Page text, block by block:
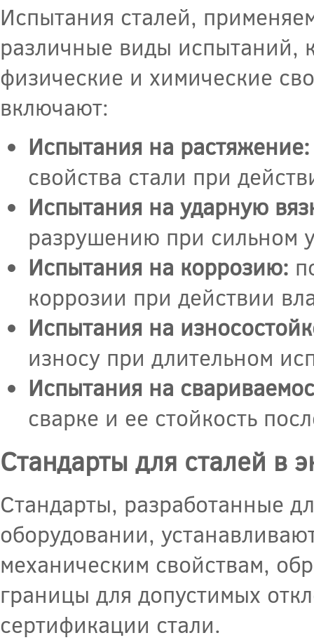
Испытания сталей,
различные виды испытаний,
физические и химические
включают:
Испытания на растяжение:
свойства стали при
Испытания на ударную
разрушению при сильном
Испытания на коррозию:
коррозии при действии
Испытания на
износу при длительном
Испытания на
сварке и ее стойкость
Стандарты для сталей в
Стандарты, разработанные
оборудовании,
механическим свойствам,
границы для допустимых
сертификации стали.